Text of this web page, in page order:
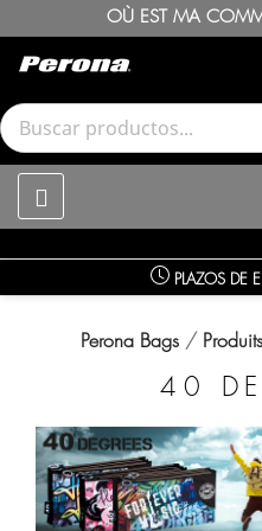
OÙ EST MA
ATENCIÓN AL CLIENTE
Perona Bags
40